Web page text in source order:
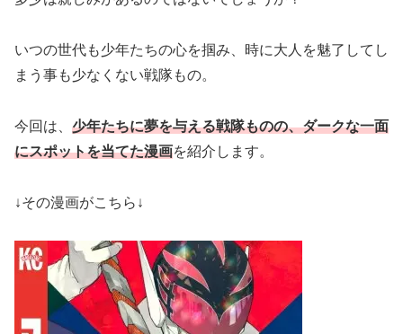
いつの世代も少年たちの心を掴み、時に大人を魅了してし
まう事も少なくない戦隊もの。
今回は、 少年たちに夢を与える戦隊ものの、ダークな一面
にスポットを当てた漫画を紹介します。
↓その漫画がこちら↓